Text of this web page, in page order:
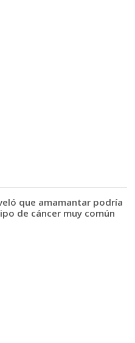
que amamantar podría
de cáncer muy común